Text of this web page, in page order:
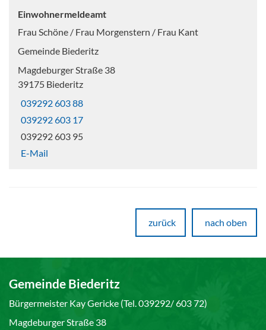
Einwohnermeldeamt
Frau Schöne / Frau Morgenstern / Frau Kant
Gemeinde Biederitz
Magdeburger Straße 38
39175 Biederitz
039292 603 88
039292 603 17
039292 603 95
E-Mail
zurück nach oben
Gemeinde Biederitz
Bürgermeister Kay Gericke (Tel. 039292/ 603 72)
Magdeburger Straße 38